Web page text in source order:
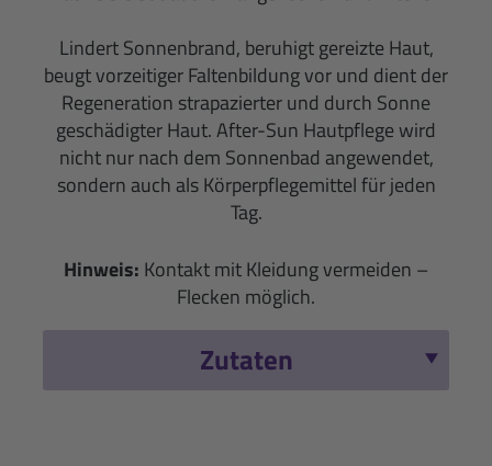
Lindert Sonnenbrand, beruhigt gereizte Haut,
beugt vorzeitiger Faltenbildung vor und dient der
Regeneration strapazierter und durch Sonne
geschädigter Haut. After-Sun Hautpflege wird
nicht nur nach dem Sonnenbad angewendet,
sondern auch als Körperpflegemittel für jeden
Tag.
Hinweis: Kontakt mit Kleidung vermeiden –
Flecken möglich.
Zutaten